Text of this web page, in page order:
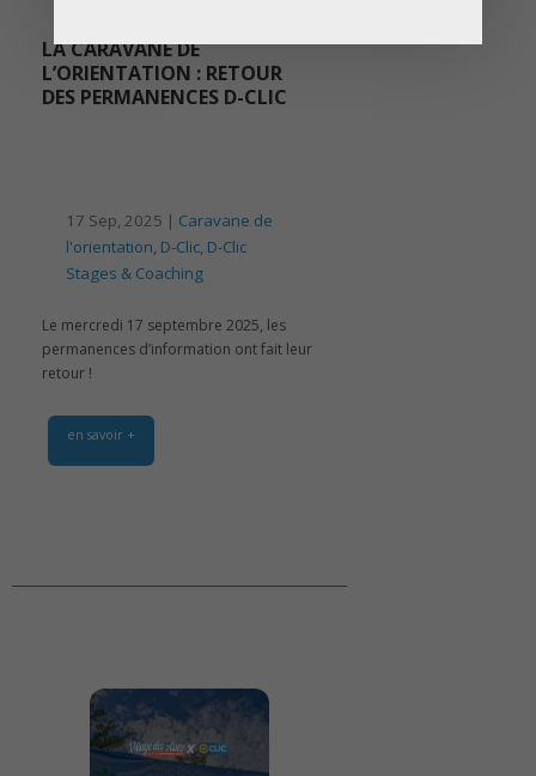
LA CARAVANE DE
L’ORIENTATION : RETOUR
DES PERMANENCES D-CLIC
17 Sep, 2025 | Caravane de
l'orientation, D-Clic, D-Clic
Stages & Coaching
Le mercredi 17 septembre 2025, les
permanences d’information ont fait leur
retour !
en savoir +